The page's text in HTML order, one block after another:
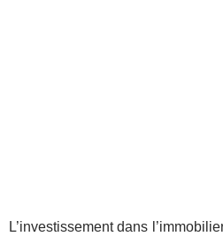
L’investissement dans